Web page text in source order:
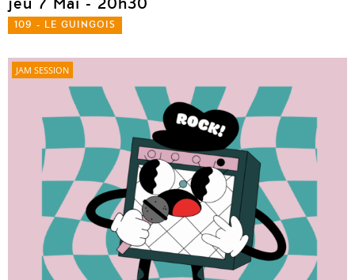
jeu 7 Mai - 20h30
109 - LE GUINGOIS
JAM SESSION